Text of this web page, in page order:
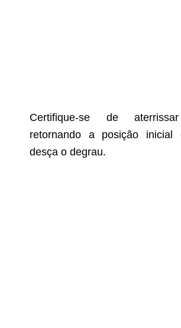
Certifique-se de
retornando a posição inicial
desça o degrau.